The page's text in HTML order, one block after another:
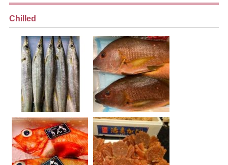
Chilled